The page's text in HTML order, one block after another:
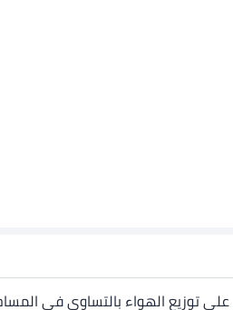
على توزيع الهواء بالتساوي في